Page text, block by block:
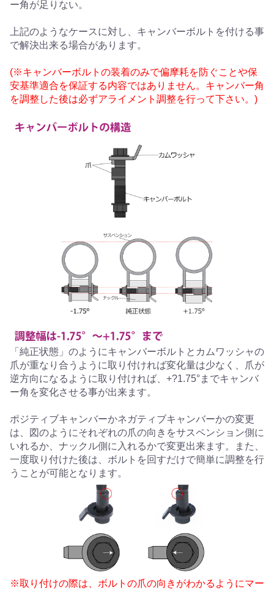
ー角が足りない。
上記のようなケースに対し、キャンバーボルトを付ける事
で解決出来る場合があります。
(※キャンバーボルトの装着のみで偏摩耗を防ぐことや保
安基準適合を保証する内容ではありません。キャンバー角
を調整した後は必ずアライメント調整を行って下さい。)
「純正状態」のようにキャンバーボルトとカムワッシャの
爪が重なり合うように取り付ければ変化量は少なく、爪が
逆方向になるように取り付ければ、+?1.75°までキャンバ
ー角を変化させる事が出来ます。
ポジティブキャンバーかネガティブキャンバーかの変更
は、図のようにそれぞれの爪の向きをサスペンション側に
いれるか、ナックル側に入れるかで変更出来ます。また、
一度取り付けた後は、ボルトを回すだけで簡単に調整を行
うことが可能となります。
※取り付けの際は、ボルトの爪の向きがわかるようにマー